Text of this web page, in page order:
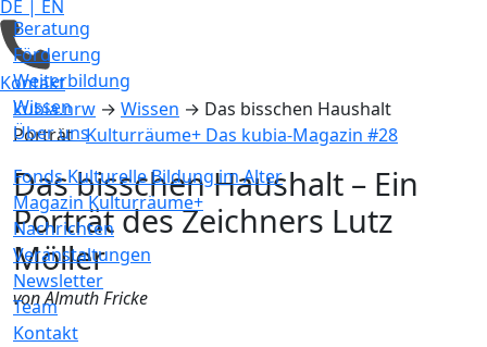
Beratung
Förderung
Weiterbildung
Wissen
Über uns
Fonds Kulturelle Bildung im Alter
Magazin Kulturräume+
Nachrichten
Veranstaltungen
Newsletter
Team
Kontakt
DE | EN
Deutsch ist ausgewählt
Kontakt
kubia.nrw → Wissen → Das bisschen Haushalt
Porträt Kulturräume+ Das kubia-Magazin #28
Das bisschen Haushalt – Ein
Porträt des Zeichners Lutz
Möller
von Almuth Fricke